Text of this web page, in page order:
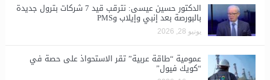
الدكتور حسين عيسى: نترقب قيد 7 شركات بترول جديدة
بالبورصة بعد إنبي وإيلاب وPMS
يونيو 28, 2026
​عمومية “طاقة عربية” تقر الاستحواذ على حصة في
“كويك فيول”